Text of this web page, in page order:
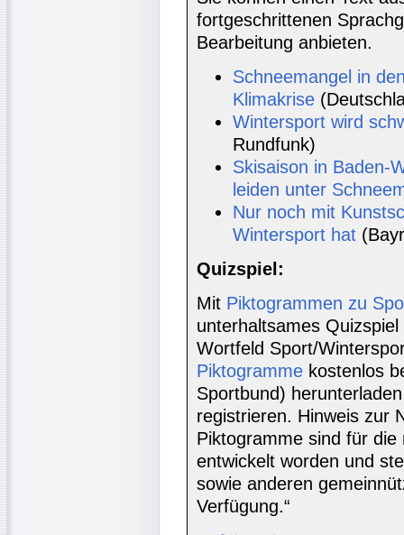
fortgeschrittenen
Bearbeitung anbieten.
Schneemangel in
Klimakrise
Wintersport wird
Rundfunk)
Skisaison in Baden-
leiden unter
Nur noch mit
Wintersport hat
Quizspiel:
Mit Piktogrammen zu
unterhaltsames
Wortfeld Sport/
Piktogramme kostenlos
Sportbund)
registrieren. Hinweis zur
Piktogramme sind für
entwickelt worden und
sowie anderen
Verfügung.“